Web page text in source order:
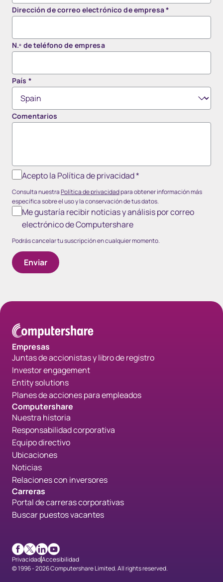
Dirección de correo electrónico de empresa*
N.º de teléfono de empresa
País *
Comentarios
Acepto la Política de privacidad*
Consulta nuestraPolítica de privacidadpara obtener información más
específica sobre el uso y la conservación de tus datos.
Me gustaría recibir noticias y análisis por correo
electrónico de Computershare
Podrás cancelar tu suscripción en cualquier momento.
Empresas
Juntas de accionistas y libro de registro
Investor engagement
Entity solutions
Planes de acciones para empleados
Computershare
Nuestra historia
Responsabilidad corporativa
Equipo directivo
Ubicaciones
Noticias
Relaciones con inversores
Carreras
Portal de carreras corporativas
Buscar puestos vacantes
Facebook
X LinkedInYoutube
PrivacidadAccesibilidad
© 1996 - 2026 Computershare Limited. All rights reserved.